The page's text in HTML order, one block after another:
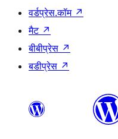
वर्डप्रेस.कॉम ↗
मैट ↗
बीबीप्रेस ↗
बडीप्रेस ↗